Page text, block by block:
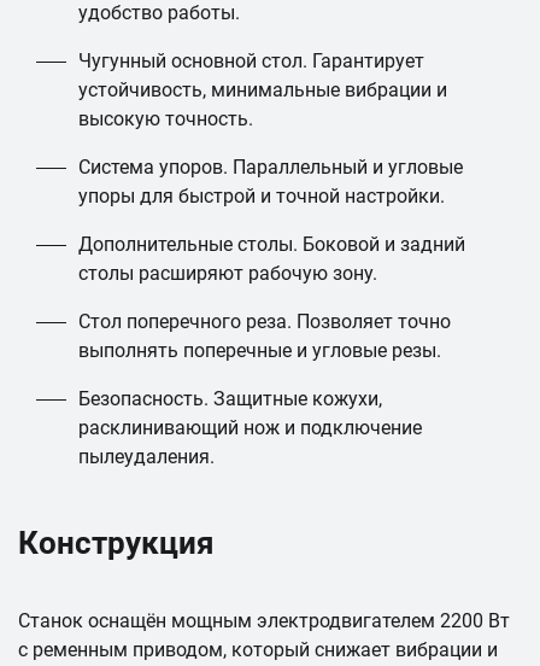
удобство работы.
Чугунный основной стол. Гарантирует
устойчивость, минимальные вибрации и
высокую точность.
Система упоров. Параллельный и угловые
упоры для быстрой и точной настройки.
Дополнительные столы. Боковой и задний
столы расширяют рабочую зону.
Стол поперечного реза. Позволяет точно
выполнять поперечные и угловые резы.
Безопасность. Защитные кожухи,
расклинивающий нож и подключение
пылеудаления.
Конструкция
Станок оснащён мощным электродвигателем 2200 Вт
с ременным приводом, который снижает вибрации и